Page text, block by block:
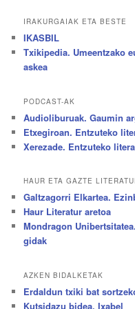
IRAKURGAIAK ETA BESTE
IKASBIL
Txikipedia. Umeentzako
askea
PODCAST-AK
Audioliburuak. Gaumin
Etxegiroan. Entzuteko
Xerezade. Entzuteko
HAUR ETA GAZTE
Galtzagorri Elkartea.
Haur Literatur aretoa
Mondragon
gidak
AZKEN BIDALKETAK
Erdaldun txiki bat
Kutsidazu bidea, Ixabel